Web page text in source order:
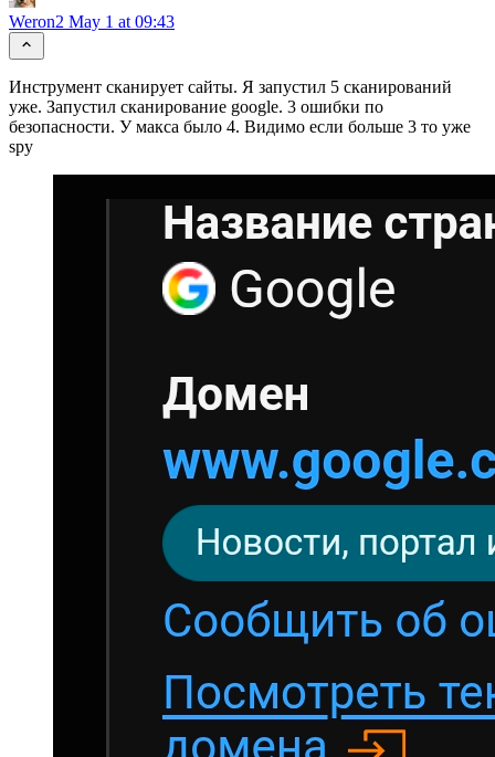
Weron2 May 1 at 09:43
Инструмент сканирует сайты. Я запустил 5 сканирований
уже. Запустил сканирование google. 3 ошибки по
безопасности. У макса было 4. Видимо если больше 3 то уже
spy